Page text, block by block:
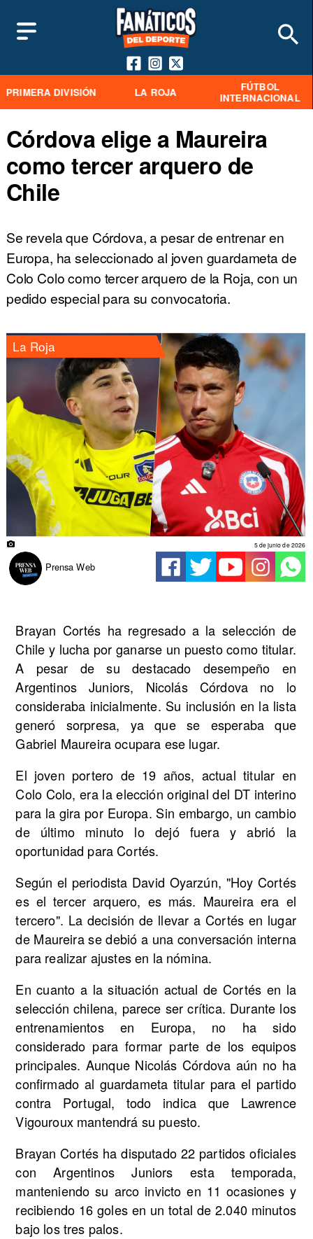
PRIMERA DIVISIÓN LA ROJA
FÚTBOL
INTERNACIONAL
Córdova elige a Maureira
como tercer arquero de
Chile
Se revela que Córdova, a pesar de entrenar en
Europa, ha seleccionado al joven guardameta de
Colo Colo como tercer arquero de la Roja, con un
pedido especial para su convocatoria.
La Roja
Prensa Web
5 de junio de 2026
Brayan Cortés ha regresado a la selección de
Chile y lucha por ganarse un puesto como titular.
A pesar de su destacado desempeño en
Argentinos Juniors, Nicolás Córdova no lo
consideraba inicialmente. Su inclusión en la lista
generó sorpresa, ya que se esperaba que
Gabriel Maureira ocupara ese lugar.
El joven portero de 19 años, actual titular en
Colo Colo, era la elección original del DT interino
para la gira por Europa. Sin embargo, un cambio
de último minuto lo dejó fuera y abrió la
oportunidad para Cortés.
Según el periodista David Oyarzún, "Hoy Cortés
es el tercer arquero, es más. Maureira era el
tercero". La decisión de llevar a Cortés en lugar
de Maureira se debió a una conversación interna
para realizar ajustes en la nómina.
En cuanto a la situación actual de Cortés en la
selección chilena, parece ser crítica. Durante los
entrenamientos en Europa, no ha sido
considerado para formar parte de los equipos
principales. Aunque Nicolás Córdova aún no ha
confirmado al guardameta titular para el partido
contra Portugal, todo indica que Lawrence
Vigouroux mantendrá su puesto.
Brayan Cortés ha disputado 22 partidos oficiales
con Argentinos Juniors esta temporada,
manteniendo su arco invicto en 11 ocasiones y
recibiendo 16 goles en un total de 2.040 minutos
bajo los tres palos.